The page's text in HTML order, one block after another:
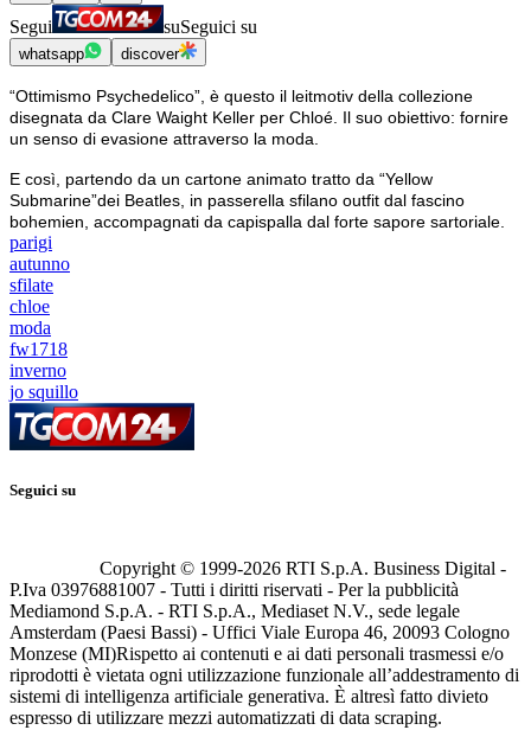
Segui suSeguici su
whatsapp discover
“Ottimismo Psychedelico”, è questo il leitmotiv della collezione
disegnata da Clare Waight Keller per Chloé. Il suo obiettivo: fornire
un senso di evasione attraverso la moda.
E così, partendo da un cartone animato tratto da “Yellow
Submarine”dei Beatles, in passerella sfilano outfit dal fascino
bohemien, accompagnati da capispalla dal forte sapore sartoriale.
parigi
autunno
sfilate
chloe
moda
fw1718
inverno
jo squillo
Seguici su
Copyright © 1999-2026 RTI S.p.A. Business Digital -
P.Iva 03976881007 - Tutti i diritti riservati - Per la pubblicità
Mediamond S.p.A. - RTI S.p.A., Mediaset N.V., sede legale
Amsterdam (Paesi Bassi) - Uffici Viale Europa 46, 20093 Cologno
Monzese (MI)Rispetto ai contenuti e ai dati personali trasmessi e/o
riprodotti è vietata ogni utilizzazione funzionale all’addestramento di
sistemi di intelligenza artificiale generativa. È altresì fatto divieto
espresso di utilizzare mezzi automatizzati di data scraping.